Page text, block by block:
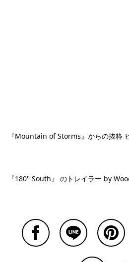
『Mountain of Storms』からの抜粋
『180° South』 のトレイラー by